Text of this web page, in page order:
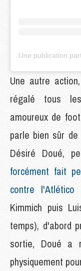
Une autre
régalé tous
amoureux de
parle bien sûr
Désiré Doué,
forcément fait
contre l'Atlético
Kimmich puis
temps), d'abord
sortie, Doué a
physiquement